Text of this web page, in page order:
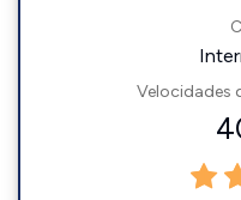
Velocidades